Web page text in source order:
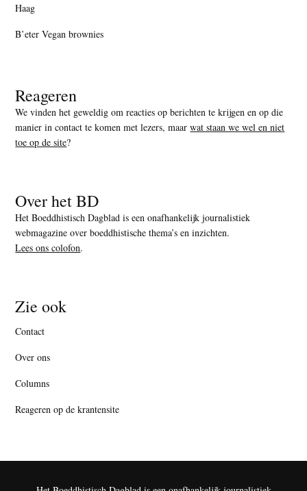
Haag
B’eter Vegan brownies
Reageren
We vinden het geweldig om reacties op berichten te krijgen en op die
manier in contact te komen met lezers, maarwat staan we wel en niet
toe op de site?
Over het BD
Het Boeddhistisch Dagblad is een onafhankelijk journalistiek
webmagazine over boeddhistische thema’s en inzichten.
Lees ons colofon.
Zie ook
Contact
Over ons
Columns
Reageren op de krantensite